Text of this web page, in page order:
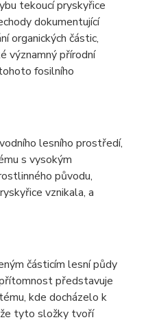
tekoucí pryskyřice
dokumentující
organických částic,
významný přírodní
fosilního
lesního prostředí,
s vysokým
původu,
vznikala, a
částicím lesní půdy
představuje
kde docházelo k
tyto složky tvoří